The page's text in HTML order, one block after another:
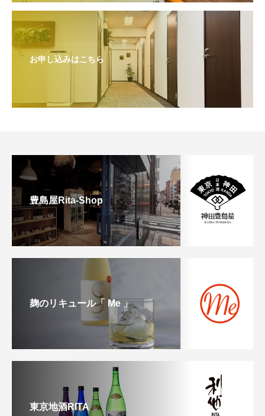
お申し込みはこちら
豊島屋Rita-Shop
麹のリキュール「 Me 」
東京地酒RITA